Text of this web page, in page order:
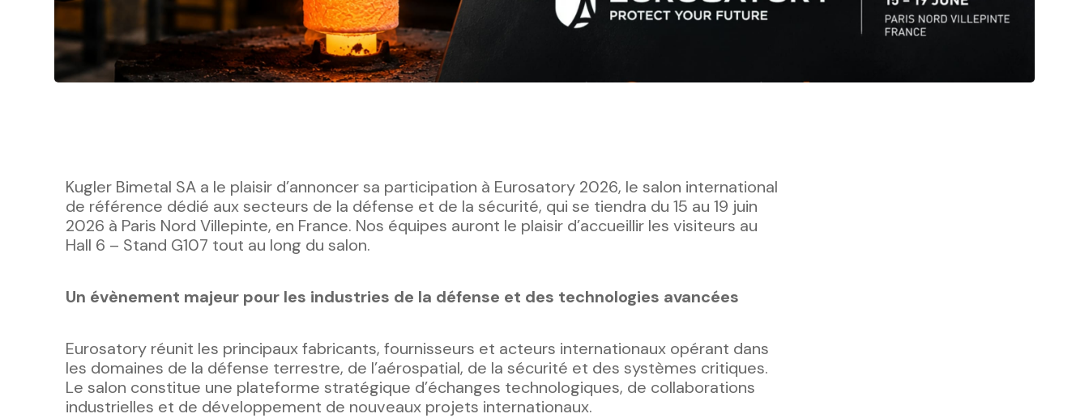
Kugler Bimetal SA a le plaisir d’annoncer sa participation à Eurosatory 2026, le salon international
de référence dédié aux secteurs de la défense et de la sécurité, qui se tiendra du 15 au 19 juin
2026 à Paris Nord Villepinte, en France. Nos équipes auront le plaisir d’accueillir les visiteurs au
Hall 6 – Stand G107 tout au long du salon.
Un évènement majeur pour les industries de la défense et des technologies avancées
Eurosatory réunit les principaux fabricants, fournisseurs et acteurs internationaux opérant dans
les domaines de la défense terrestre, de l’aérospatial, de la sécurité et des systèmes critiques.
Le salon constitue une plateforme stratégique d’échanges technologiques, de collaborations
industrielles et de développement de nouveaux projets internationaux.